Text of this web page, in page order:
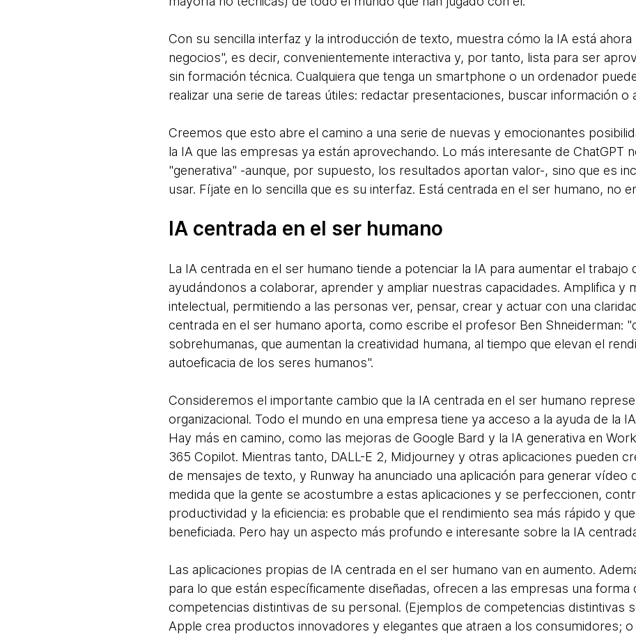
Con su sencilla interfaz y la introducción de texto, muestra cómo la IA está ahora
negocios", es decir, convenientemente interactiva y, por tanto, lista para ser
sin formación técnica. Cualquiera que tenga un smartphone o un ordenador
realizar una serie de tareas útiles: redactar presentaciones, buscar información o
Creemos que esto abre el camino a una serie de nuevas y emocionantes
la IA que las empresas ya están aprovechando. Lo más interesante de ChatGPT
"generativa" -aunque, por supuesto, los resultados aportan valor-, sino que es
usar. Fíjate en lo sencilla que es su interfaz. Está centrada en el ser humano, no
IA centrada en el ser humano
La IA centrada en el ser humano tiende a potenciar la IA para aumentar el trabajo
ayudándonos a colaborar, aprender y ampliar nuestras capacidades. Amplifica y
intelectual, permitiendo a las personas ver, pensar, crear y actuar con una
centrada en el ser humano aporta, como escribe el profesor Ben Shneiderman:
sobrehumanas, que aumentan la creatividad humana, al tiempo que elevan el
autoeficacia de los seres humanos".
Consideremos el importante cambio que la IA centrada en el ser humano
organizacional. Todo el mundo en una empresa tiene ya acceso a la ayuda de la
Hay más en camino, como las mejoras de Google Bard y la IA generativa en
365 Copilot. Mientras tanto, DALL-E 2, Midjourney y otras aplicaciones pueden
de mensajes de texto, y Runway ha anunciado una aplicación para generar vídeo
medida que la gente se acostumbre a estas aplicaciones y se perfeccionen,
productividad y la eficiencia: es probable que el rendimiento sea más rápido y
beneficiada. Pero hay un aspecto más profundo e interesante sobre la IA
Las aplicaciones propias de IA centrada en el ser humano van en aumento.
para lo que están específicamente diseñadas, ofrecen a las empresas una forma
competencias distintivas de su personal. (Ejemplos de competencias distintivas
Apple crea productos innovadores y elegantes que atraen a los consumidores;